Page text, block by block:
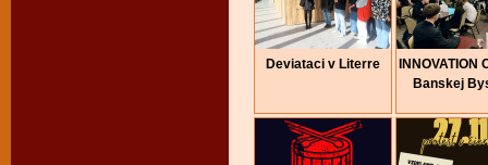
Deviataci v Literre
INNOVATION
Banskej